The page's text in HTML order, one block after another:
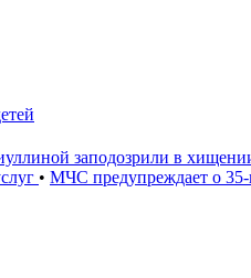
заподозрили в
• МЧС предупреждает о 35-